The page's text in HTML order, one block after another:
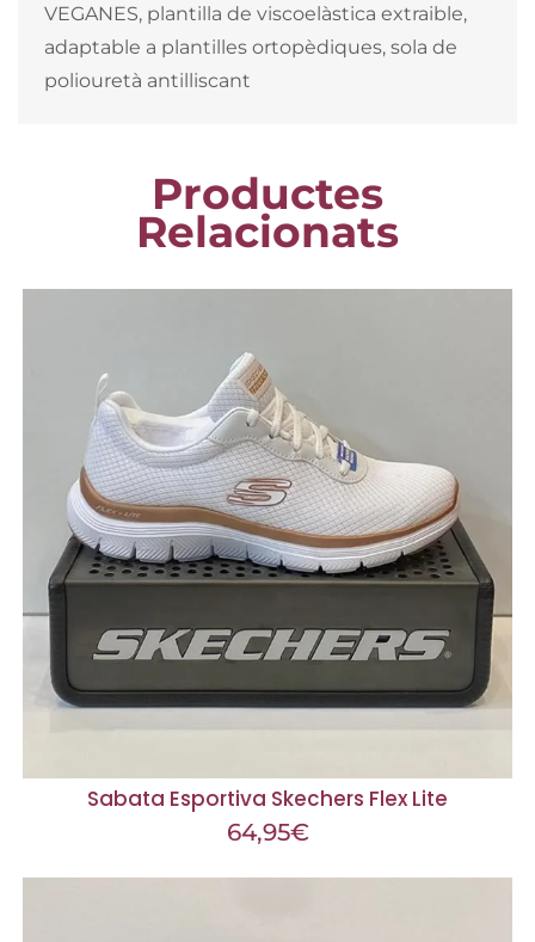
VEGANES, plantilla de viscoelàstica extraible,
adaptable a plantilles ortopèdiques, sola de
poliouretà antilliscant
Productes
Relacionats
Sabata Esportiva Skechers Flex Lite
64,95€